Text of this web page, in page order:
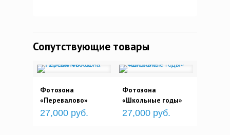
Сопутствующие товары
Фотозона
«Перевалово»
27,000 руб.
Фотозона
«Школьные годы»
27,000 руб.